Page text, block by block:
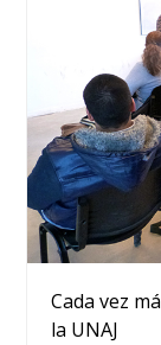
Cada vez
la UNAJ